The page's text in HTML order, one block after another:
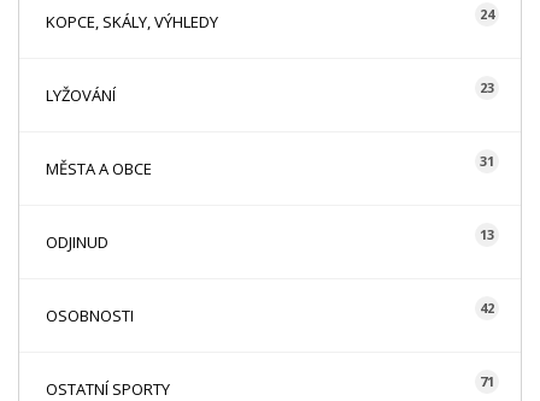
KOPCE, SKÁLY, VÝHLEDY 24
LYŽOVÁNÍ 23
MĚSTA A OBCE 31
ODJINUD 13
OSOBNOSTI 42
OSTATNÍ SPORTY 71